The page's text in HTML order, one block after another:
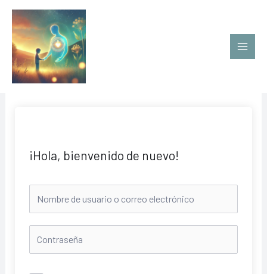
contenido
¡Hola, bienvenido de nuevo!